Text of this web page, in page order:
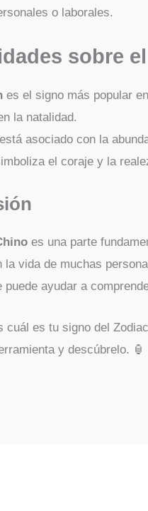
o laborales.
sobre
es el signo más popular
la natalidad.
está asociado con la
el coraje y la
es una parte
la vida de muchas
puede ayudar a
cuál es tu signo del
y descúbrelo. 🏮